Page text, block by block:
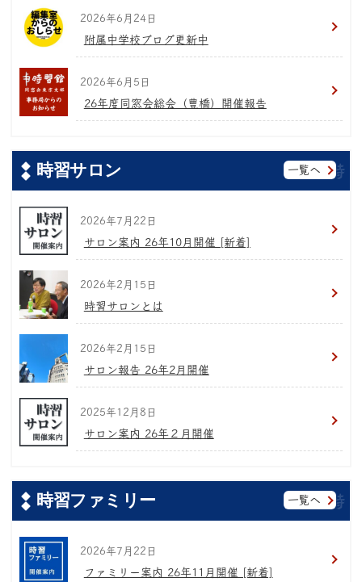
2026年6月24日
附属中学校ブログ更新中
2026年6月5日
26年度同窓会総会（豊橋）開催報告
時習サロン 一覧へ
2026年7月22日
サロン案内 26年10月開催 [新着]
2026年2月15日
時習サロンとは
2026年2月15日
サロン報告 26年2月開催
2025年12月8日
サロン案内 26年２月開催
時習ファミリー 一覧へ
2026年7月22日
ファミリー案内 26年11月開催 [新着]